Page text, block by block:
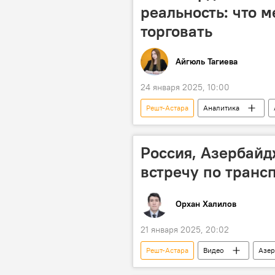
реальность: что
торговать
Айгюль Тагиева
24 января 2025, 10:00
Решт-Астара Аналитика
Товарооборот
Потенциал
Россия,
встречу по
Орхан Халилов
21 января 2025, 20:02
Решт-Астара Видео
Транспортный коридор